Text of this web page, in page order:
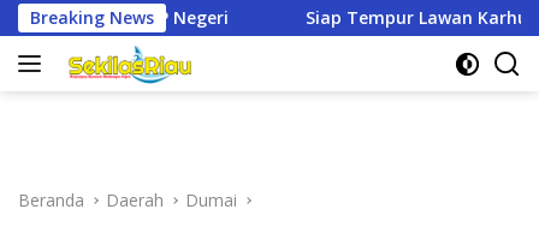
Langsung
ke
konten
Breaking News
Siap Tempur Lawan Karhutla, Dandim 0321/Rohil
Beranda Daerah Dumai